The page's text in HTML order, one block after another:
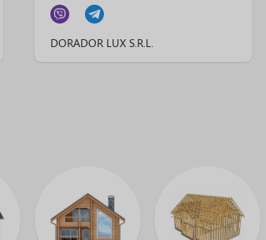
DORADOR LUX S.R.L.